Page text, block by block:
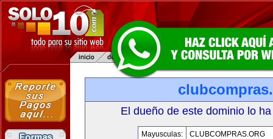
El dueño de este dominio lo
Mayusculas:
CLUBCOMPRAS.ORG